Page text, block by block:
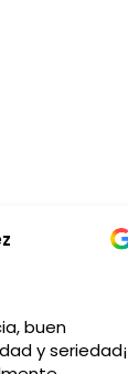
buen
y seriedad¡